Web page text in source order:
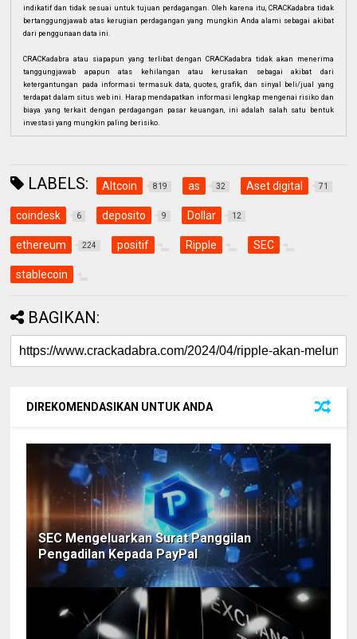
indikatif dan tidak sesuai untuk tujuan perdagangan. Oleh karena itu, CRACKadabra tidak
bertanggungjawab atas kerugian perdagangan yang mungkin Anda alami sebagai akibat
dari penggunaan data ini.
CRACKadabra atau siapapun yang terlibat dengan CRACKadabra tidak akan menerima
tanggungjawab apapun atas kehilangan atau kerusakan sebagai akibat dari
ketergantungan pada informasi termasuk data, quotes, grafik, dan sinyal beli/jual yang
terdapat dalam situs web ini. Harap mendapatkan informasi lengkap mengenai risiko dan
biaya yang terkait dengan perdagangan pasar keuangan, ini adalah salah satu bentuk
investasi yang mungkin paling berisiko.
LABELS: Altcoin 819 as 32 Aset digital 71
coindesk 6 deposito 9 Dollar 12
ethereum 224 positif Ripple SEC
stablecoin
BAGIKAN:
DIREKOMENDASIKAN UNTUK ANDA
SEC Mengeluarkan Surat Panggilan
Pengadilan Kepada PayPal